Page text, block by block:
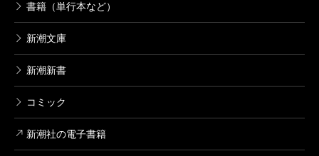
書籍（単行本など）
新潮文庫
新潮新書
コミック
新潮社の電子書籍